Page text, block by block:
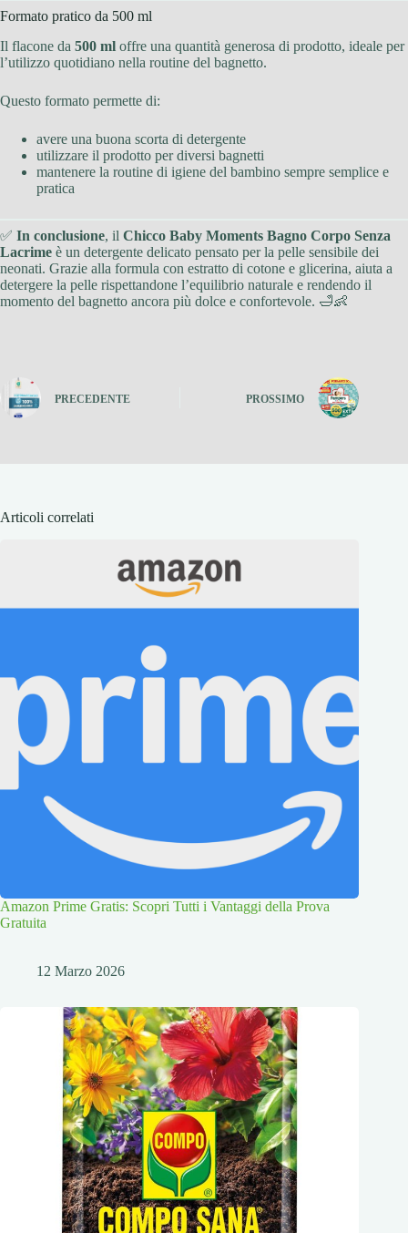
Formato pratico da 500 ml
Il flacone da 500 ml offre una quantità generosa di prodotto, ideale per
l’utilizzo quotidiano nella routine del bagnetto.
Questo formato permette di:
avere una buona scorta di detergente
utilizzare il prodotto per diversi bagnetti
mantenere la routine di igiene del bambino sempre semplice e
pratica
✅ In conclusione, il Chicco Baby Moments Bagno Corpo Senza
Lacrime è un detergente delicato pensato per la pelle sensibile dei
neonati. Grazie alla formula con estratto di cotone e glicerina, aiuta a
detergere la pelle rispettandone l’equilibrio naturale e rendendo il
momento del bagnetto ancora più dolce e confortevole. 🛁👶
PRECEDENTE PROSSIMO
Articoli correlati
Amazon Prime Gratis: Scopri Tutti i Vantaggi della Prova
Gratuita
12 Marzo 2026